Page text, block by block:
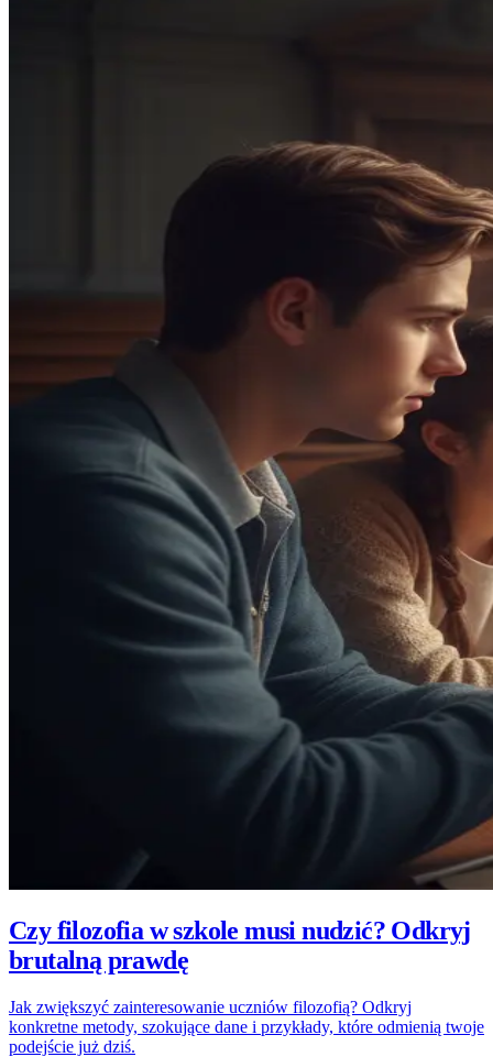
Czy filozofia w szkole musi nudzić? Odkryj
brutalną prawdę
Jak zwiększyć zainteresowanie uczniów filozofią? Odkryj
konkretne metody, szokujące dane i przykłady, które odmienią twoje
podejście już dziś.